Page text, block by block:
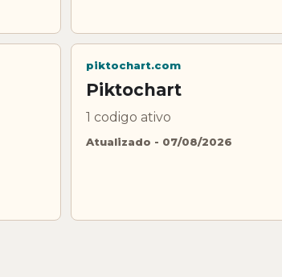
piktochart.com
Piktochart
1 codigo ativo
Atualizado - 07/08/2026